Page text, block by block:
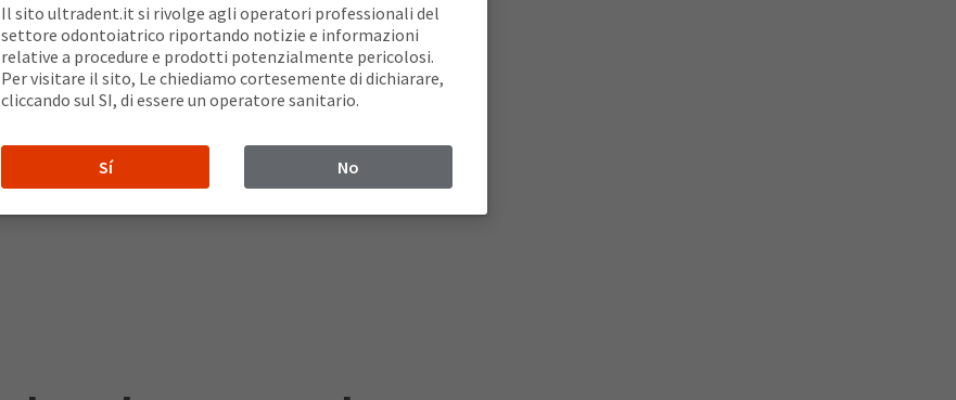
Il sito ultradent.it si rivolge agli operatori professionali del
settore odontoiatrico riportando notizie e informazioni
relative a procedure e prodotti potenzialmente pericolosi.
Per visitare il sito, Le chiediamo cortesemente di dichiarare,
cliccando sul SI, di essere un operatore sanitario.
Sí No